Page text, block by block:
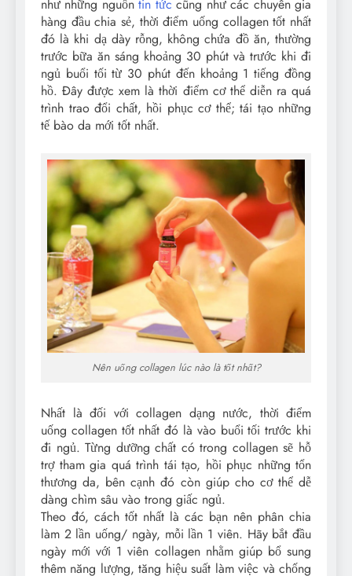
như những nguồntin tức cũng như các chuyên gia
hàng đầu chia sẻ, thời điểm uống collagen tốt nhất
đó là khi dạ dày rỗng, không chứa đồ ăn, thường
trước bữa ăn sáng khoảng 30 phút và trước khi đi
ngủ buổi tối từ 30 phút đến khoảng 1 tiếng đồng
hồ. Đây được xem là thời điểm cơ thể diễn ra quá
trình trao đổi chất, hồi phục cơ thể; tái tạo những
tế bào da mới tốt nhất.
Nên uống collagen lúc nào là tốt nhất?
Nhất là đối với collagen dạng nước, thời điểm
uống collagen tốt nhất đó là vào buổi tối trước khi
đi ngủ. Từng dưỡng chất có trong collagen sẽ hỗ
trợ tham gia quá trình tái tạo, hồi phục những tổn
thương da, bên cạnh đó còn giúp cho cơ thể dễ
dàng chìm sâu vào trong giấc ngủ.
Theo đó, cách tốt nhất là các bạn nên phân chia
làm 2 lần uống/ ngày, mỗi lần 1 viên. Hãy bắt đầu
ngày mới với 1 viên collagen nhằm giúp bổ sung
thêm năng lượng, tăng hiệu suất làm việc và chống